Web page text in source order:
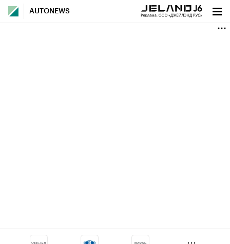
AUTONEWS